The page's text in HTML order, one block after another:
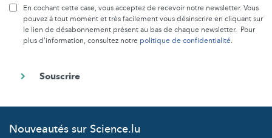
En cochant cette case, vous acceptez de recevoir notre newsletter. Vous
pouvez à tout moment et très facilement vous désinscrire en cliquant sur
le lien de désabonnement présent au bas de chaque newsletter. Pour
plus d’information, consultez notre politique de confidentialité.
Nouveautés sur Science.lu